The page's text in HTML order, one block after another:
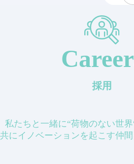
採用
私たちと一緒に“荷物のない世
共にイノベーションを起こす仲